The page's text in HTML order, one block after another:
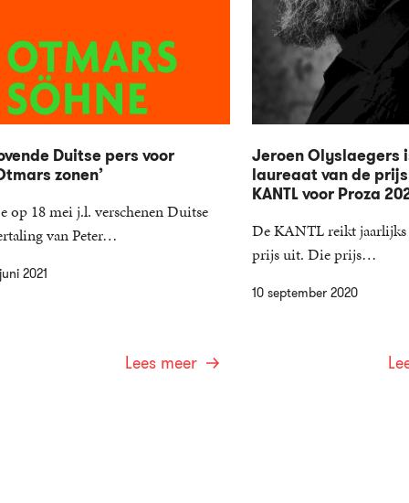
2021
Duitse pers voor
zonen’
op 18 mei j.l. verschenen Duitse
van Peter…
Lees meer
10 september 2020
Jeroen Olyslaegers
laureaat van de
KANTL voor Proza
De KANTL reikt jaarlijks
prijs uit. Die prijs…